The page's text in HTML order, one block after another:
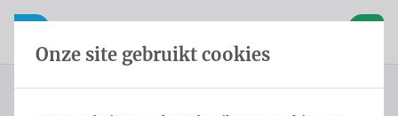
Inhoud overslaan
Taalkeuze overslaan
Open mobiele navigatie
Beachdrop
Beachdrop L 300x120 cm Eco Tricoflag Polyester
Onze site gebruikt cookies